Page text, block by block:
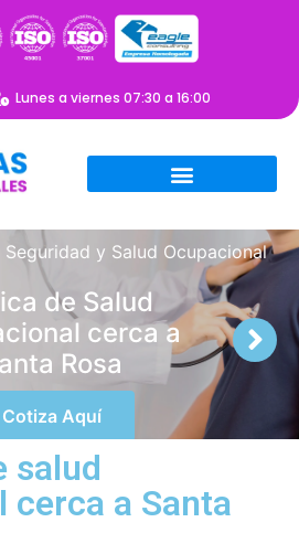
Lunes a viernes 07:30 a 16:00
y Salud Ocupacional
de Salud
cerca a
Rosa
Cotiza Aquí
salud
cerca a Santa